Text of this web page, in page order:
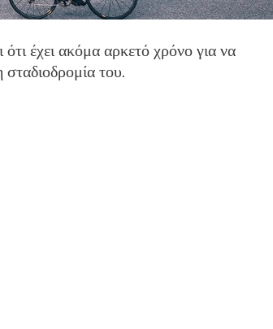
έχει ακόμα αρκετό χρόνο για να
του.